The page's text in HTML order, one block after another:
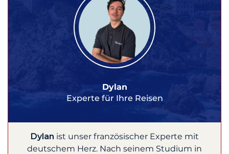
Dylan
Experte für Ihre Reisen
Dylan ist unser französischer Experte mit
deutschem Herz. Nach seinem Studium in